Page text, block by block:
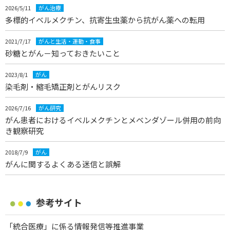
2026/5/11 がん治療
多標的イベルメクチン、抗寄生虫薬から抗がん薬への転用
2021/7/17 がんと生活・運動・食事
砂糖とがん－知っておきたいこと
2023/8/1 がん
染毛剤・縮毛矯正剤とがんリスク
2026/7/16 がん研究
がん患者におけるイベルメクチンとメベンダゾール併用の前向
き観察研究
2018/7/9 がん
がんに関するよくある迷信と誤解
参考サイト
「統合医療」に係る情報発信等推進事業